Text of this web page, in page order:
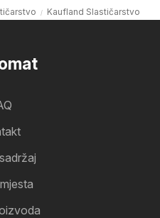
Kaufland Slastičarstvo